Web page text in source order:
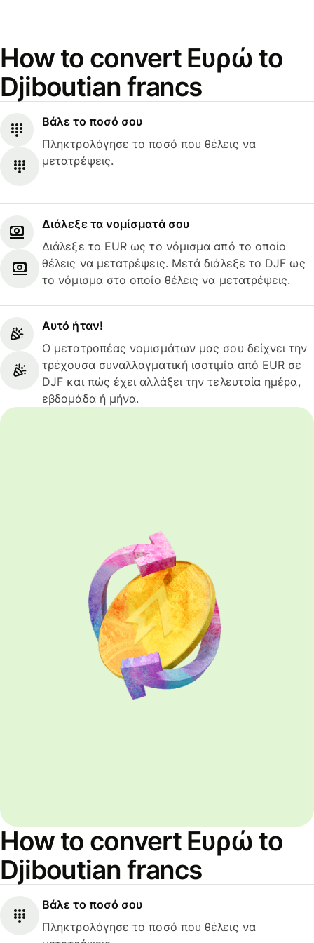
How to convert Ευρώ to
Djiboutian francs
Βάλε το ποσό σου
Πληκτρολόγησε το ποσό που θέλεις να
μετατρέψεις.
Διάλεξε τα νομίσματά σου
Διάλεξε το EUR ως το νόμισμα από το οποίο
θέλεις να μετατρέψεις. Μετά διάλεξε το DJF ως
το νόμισμα στο οποίο θέλεις να μετατρέψεις.
Αυτό ήταν!
Ο μετατροπέας νομισμάτων μας σου δείχνει την
τρέχουσα συναλλαγματική ισοτιμία από EUR σε
DJF και πώς έχει αλλάξει την τελευταία ημέρα,
εβδομάδα ή μήνα.
How to convert Ευρώ to
Djiboutian francs
Βάλε το ποσό σου
Πληκτρολόγησε το ποσό που θέλεις να